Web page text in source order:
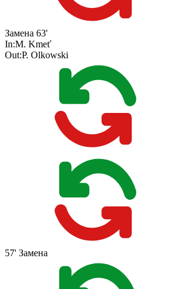
Замена 63'
In:M. Kmeť
Out:P. Olkowski
57' Замена